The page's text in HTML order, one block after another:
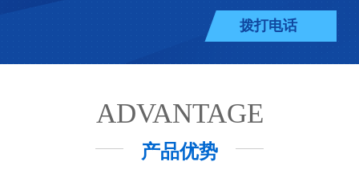
拨打电话
ADVANTAGE
产品优势